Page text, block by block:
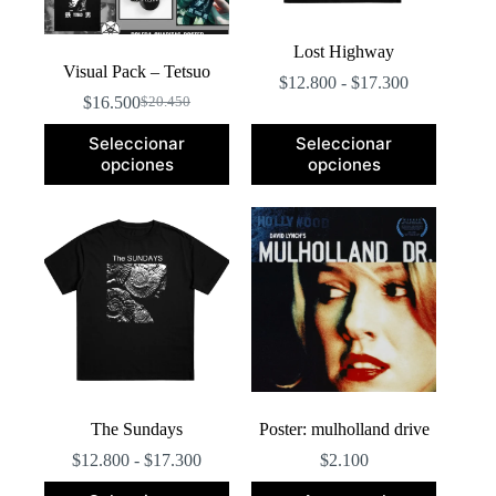
de
producto
Visual Pack – Tetsuo
$20.450
El
precio
original
era:
$20.450.
$16.500El
precio
actual
es:
$16.500.
Seleccionar
opciones
Lost Highway
$12.800 - $17.300Rango
precios:
hasta
Seleccionar
opciones
Este
producto
tiene
variantes.
opciones
se
pueden
elegir
en
la
página
de
The Sundays
$12.800 - $17.300Rango
de
Este
Poster: mulholland drive
$2.100